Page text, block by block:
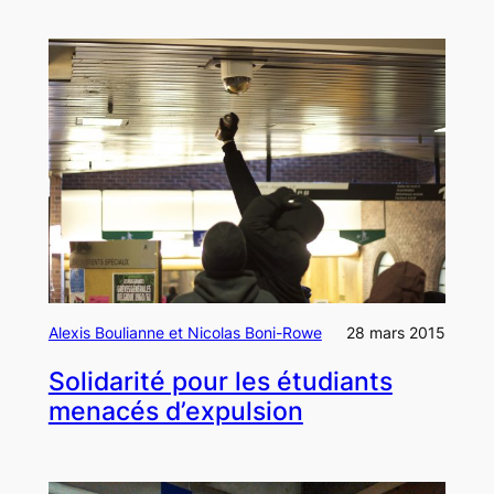
Alexis Boulianne et Nicolas Boni-Rowe 28 mars 2015
Solidarité pour les étudiants
menacés d’expulsion